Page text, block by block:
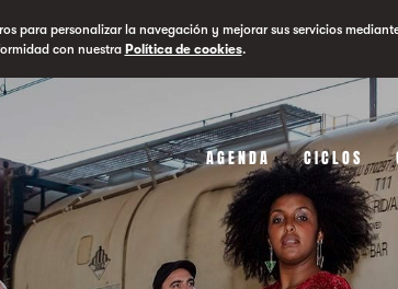
para personalizar la navegación y mejorar sus servicios
con nuestra Política de cookies.
AGENDA CICLOS